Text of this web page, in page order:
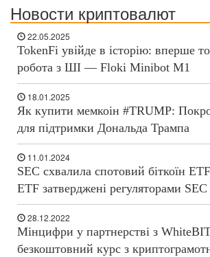
Новости криптовалют
22.05.2025
TokenFi увійде в історію: вперше
робота з ШІ — Floki Minibot M1
18.01.2025
Як купити мемкоін #TRUMP:
для підтримки Дональда Трампа
11.01.2024
SEC схвалила спотовий біткоїн
ETF затверджені регуляторами
28.12.2022
Мінцифри у партнерстві з
безкоштовний курс з